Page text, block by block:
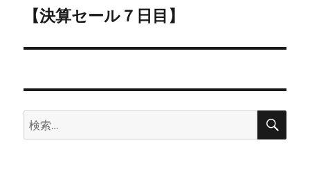
ゲ
ー
ン
投
【決算セール７日目】
検
索:
検